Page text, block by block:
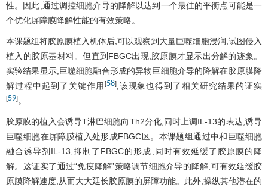
性。因此,通过调控细胞介导的降解以达到一个最佳的平衡点可能是一
个优化屏障膜降解性能的有效策略。
本课题组将胶原膜植入机体后,可以观察到大量巨噬细胞浸润,试图侵入
植入的胶原基材料。但直到FBGC出现,胶原膜才显示出分解的迹象。
实验结果显示,巨噬细胞融合形成的异物巨细胞介导的降解在胶原膜降
解过程中起到了关键作用 [58],该现象也得到了相关研究结果的证实
[59]。
胶原膜的植入会诱导T淋巴细胞向Th2分化,同时上调IL-13的表达,诱导
巨噬细胞在屏障膜植入处形成FBGC区。本课题组通过中和巨噬细胞
融合诱导剂IL-13,抑制了FBGC的形成,同时有效延缓了胶原膜的降
解。这证实了通过“免疫降解”策略调节细胞介导的降解,可有效延缓胶
原膜降解速度,从而大大延长胶原膜的屏障功能。此外,操纵其他潜在的